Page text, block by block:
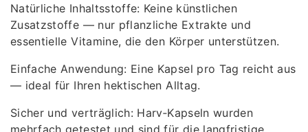
Natürliche Inhaltsstoffe: Keine künstlichen
Zusatzstoffe — nur pflanzliche Extrakte und
essentielle Vitamine, die den Körper unterstützen.
Einfache Anwendung: Eine Kapsel pro Tag reicht aus
— ideal für Ihren hektischen Alltag.
Sicher und verträglich: Harv‑Kapseln wurden
mehrfach getestet und sind für die langfristige